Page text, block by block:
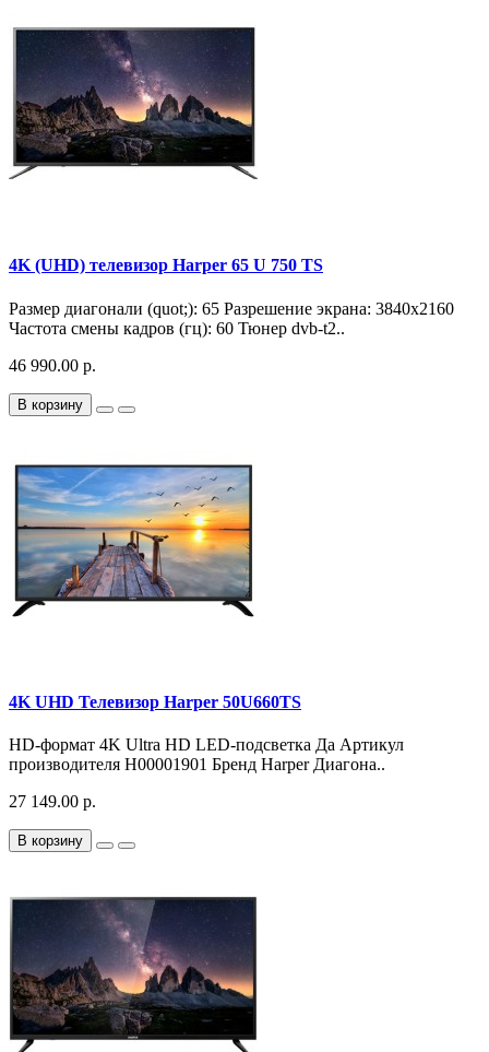
4K (UHD) телевизор Harper 65 U 750 TS
Размер диагонали (quot;): 65 Разрешение экрана: 3840x2160
Частота смены кадров (гц): 60 Тюнер dvb-t2..
46 990.00 р.
В корзину
4K UHD Телевизор Harper 50U660TS
HD-формат 4K Ultra HD LED-подсветка Да Артикул
производителя H00001901 Бренд Harper Диагона..
27 149.00 р.
В корзину